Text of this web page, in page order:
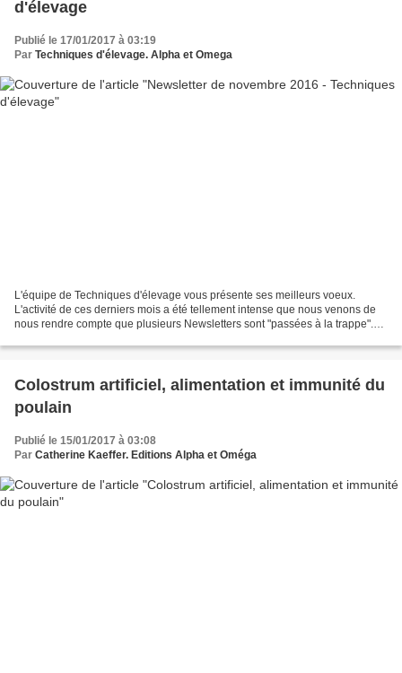
d'élevage
Publié le 17/01/2017 à 03:19
Par Techniques d'élevage. Alpha et Omega
L'équipe de Techniques d'élevage vous présente ses meilleurs voeux.
L'activité de ces derniers mois a été tellement intense que nous venons de
nous rendre compte que plusieurs Newsletters sont "passées à la trappe".
Colostrum artificiel, alimentation et immunité du
poulain
Publié le 15/01/2017 à 03:08
Par Catherine Kaeffer. Editions Alpha et Oméga